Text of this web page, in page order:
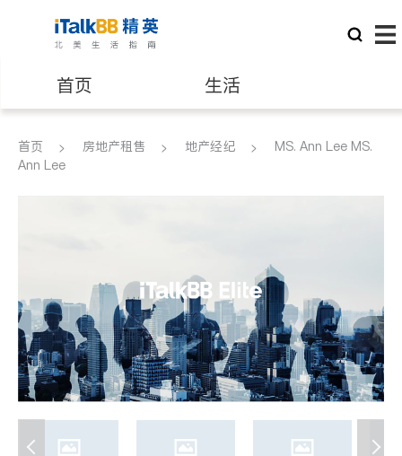
首页 生活
医生 律师
养老 非盈利组织
首页 房地产租售 地产经纪
MS. Ann Lee MS.
Ann Lee